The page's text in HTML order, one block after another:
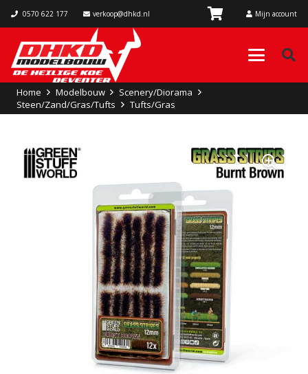
0570 622 177 verkoop@dhkd.nl Mijn account
Home Modelbouw
Scenery/Diorama
Steen/Zand/Gras/Tufts
Tufts/Gras